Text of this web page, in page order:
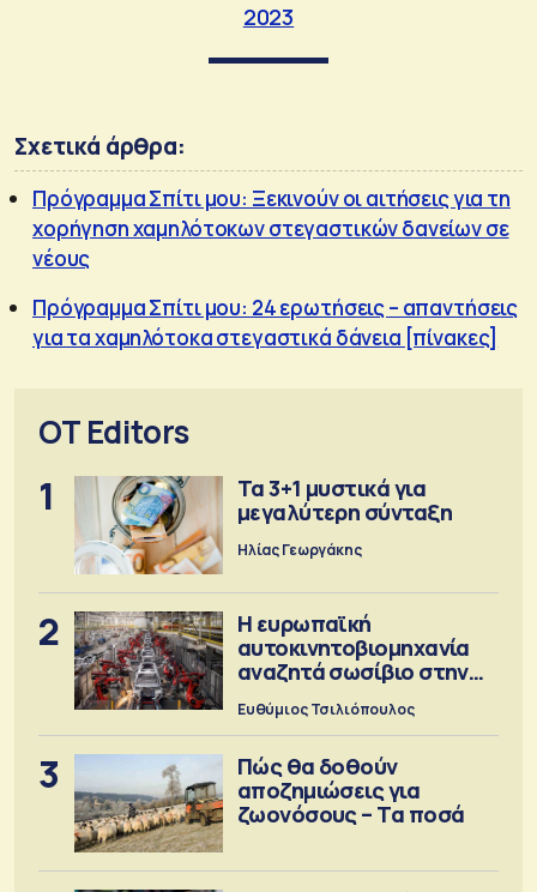
2023
Σχετικά άρθρα:
Πρόγραμμα Σπίτι μου: Ξεκινούν οι αιτήσεις για τη
χορήγηση χαμηλότοκων στεγαστικών δανείων σε
νέους
Πρόγραμμα Σπίτι μου: 24 ερωτήσεις – απαντήσεις
για τα χαμηλότοκα στεγαστικά δάνεια [πίνακες]
OT Editors
1
Τα 3+1 μυστικά για
μεγαλύτερη σύνταξη
Ηλίας Γεωργάκης
2
Η ευρωπαϊκή
αυτοκινητοβιομηχανία
αναζητά σωσίβιο στην
Κίνα
Ευθύμιος Τσιλιόπουλος
3
Πώς θα δοθούν
αποζημιώσεις για
ζωονόσους – Τα ποσά